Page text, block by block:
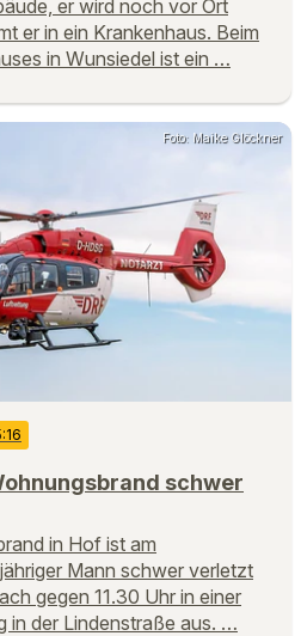
er wird noch vor Ort
er in ein Krankenhaus. Beim
in Wunsiedel ist ein …
Foto: Maike Glöckner
schwer
in Hof ist am
Mann schwer verletzt
gegen 11.30 Uhr in einer
in der Lindenstraße aus. …